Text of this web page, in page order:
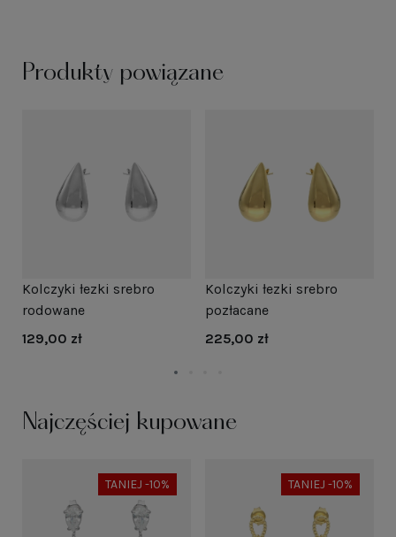
Produkty powiązane
Kolczyki łezki srebro
rodowane
129,00 zł
Kolczyki łezki srebro
pozłacane
225,00 zł
Najczęściej kupowane
TANIEJ -10% TANIEJ -10%